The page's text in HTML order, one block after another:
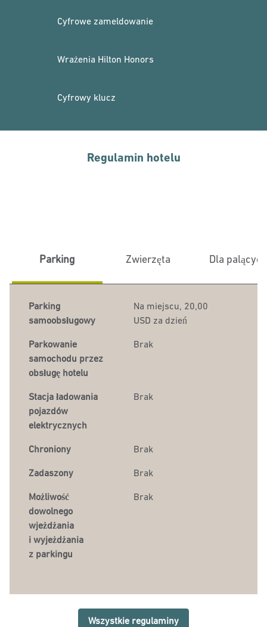
Cyfrowe zameldowanie
Wrażenia Hilton Honors
Cyfrowy klucz
Regulamin hotelu
Parking Zwierzęta Dla palących
Parking
samoobsługowy
Na miejscu, 20,00
USD za dzień
Parkowanie
samochodu przez
obsługę hotelu
Brak
Stacja ładowania
pojazdów
elektrycznych
Brak
Chroniony Brak
Zadaszony Brak
Możliwość
dowolnego
wjeżdżania
i wyjeżdżania
z parkingu
Brak
Wszystkie regulaminy